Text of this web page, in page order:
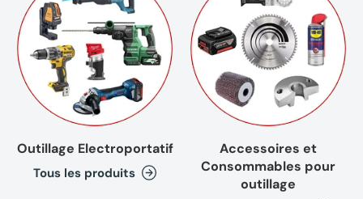
Outillage Electroportatif
Tous les produits
Accessoires et
Consommables pour
outillage